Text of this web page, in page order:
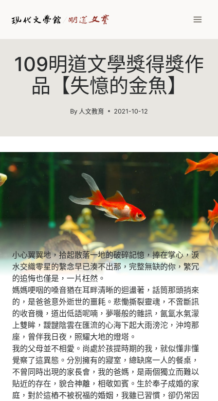
109明道文學獎得獎作
品【失憶的金魚】
By 人文教育 2021-10-12
小心翼翼地，拾起散落一地的破碎記憶，捧在掌心，淚
水交織零星的繫念早已湊不出那，完整無缺的你，繁冗
的追悔也僅是，一片枉然。
媽媽哽咽的嗓音猶在耳畔清晰的迴盪著，話筒那頭捎來
的，是爸爸意外逝世的噩耗。悲慟撕裂靈魂，不啻斷訊
的收音機，道出低語呢喃，夢囈般的雜訊，氤氳水氣濛
上雙眸，靉靆陰雲在匯流的心海下起大雨滂沱，沖垮那
座，曾伴我日夜，照耀大地的燈塔。
我的父母並不相愛。尚處於孩提時期的我，就似懂非懂
覺察了這異態。分別擁有的寢室，總缺席一人的餐桌，
不曾同時出現的家長會，我的爸媽，是兩個獨立而難以
貼近的存在，貌合神離，相敬如賓。生於奉子成婚的家
庭，對於這樁不被祝福的婚姻，我雖已習慣，卻仍常因